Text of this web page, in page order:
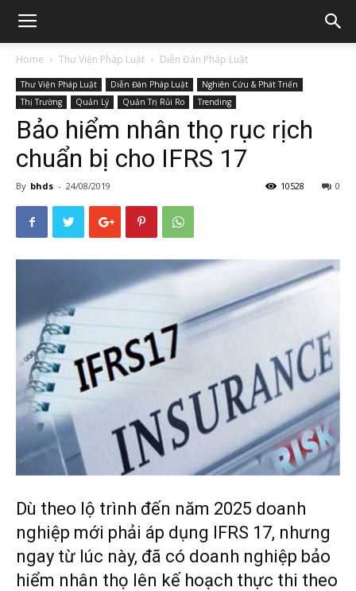
Home Thư Viện Pháp Luật Diễn Đàn Pháp Luật
Thư Viện Pháp Luật Diễn Đàn Pháp Luật
Nghiên Cứu & Phát Triển
Thị Trường
Quản Lý Quản Trị Rủi Ro Trending
Bảo hiểm nhân thọ rục rịch
chuẩn bị cho IFRS 17
By bhds - 24/08/2019 0
10528
Dù theo lộ trình đến năm 2025 doanh
nghiệp mới phải áp dụng IFRS 17, nhưng
ngay từ lúc này, đã có doanh nghiệp bảo
hiểm nhân thọ lên kế hoạch thực thi theo